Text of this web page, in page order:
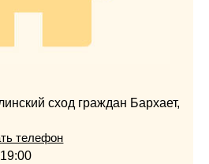
сход граждан Бархает,
телефон